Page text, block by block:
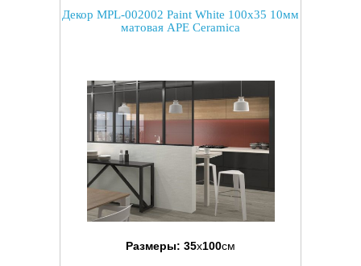
Декор MPL-002002 Paint White 100x35 10мм
матовая APE Ceramica
Размеры: 35x100см